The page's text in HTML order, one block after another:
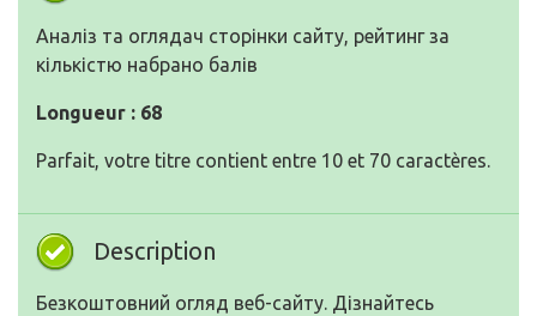
Аналіз та оглядач сторінки сайту, рейтинг за
кількістю набрано балів
Longueur : 68
Parfait, votre titre contient entre 10 et 70 caractères.
Description
Безкоштовний огляд веб-сайту. Дізнайтесь